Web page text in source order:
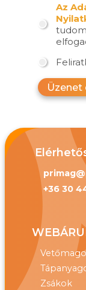
Az
Üzenet
+36 30
Zsákok